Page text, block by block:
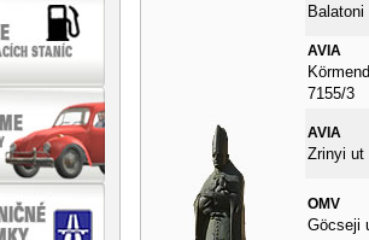
Balatoni
AVIA
7155/3
AVIA
Zrinyi ut
OMV
Göcseji